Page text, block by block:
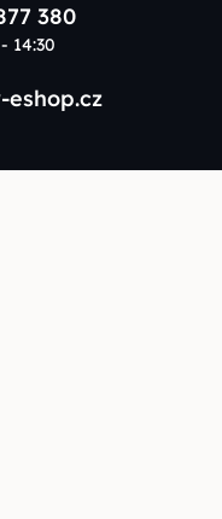
380
14:30
eshop.cz